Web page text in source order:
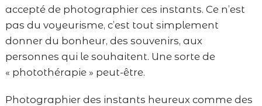
accepté de photographier ces instants. Ce n’est
pas du voyeurisme, c’est tout simplement
donner du bonheur, des souvenirs, aux
personnes qui le souhaitent. Une sorte de
« photothérapie » peut-être.
Photographier des instants heureux comme des